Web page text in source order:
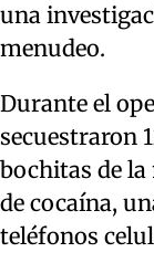
una
menudeo.
Durante el
secuestraron
bochitas de
de cocaína,
teléfonos